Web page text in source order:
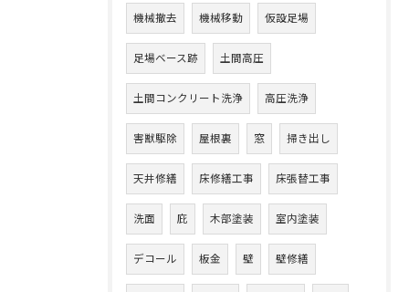
機械撤去 機械移動 仮設足場
足場ベース跡 土間高圧
土間コンクリート洗浄 高圧洗浄
害獣駆除 屋根裏 窓 掃き出し
天井修繕 床修繕工事 床張替工事
洗面 庇 木部塗装 室内塗装
デコール 板金 壁 壁修繕